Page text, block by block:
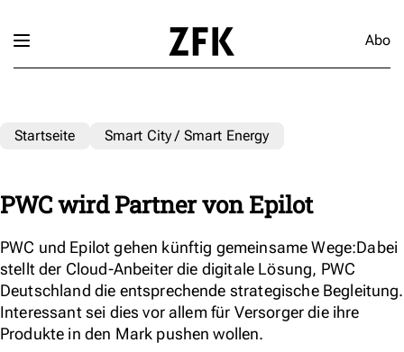
Abo
Startseite Smart City / Smart Energy
PWC wird Partner von Epilot
PWC und Epilot gehen künftig gemeinsame Wege:Dabei
stellt der Cloud-Anbeiter die digitale Lösung, PWC
Deutschland die entsprechende strategische Begleitung.
Interessant sei dies vor allem für Versorger die ihre
Produkte in den Mark pushen wollen.